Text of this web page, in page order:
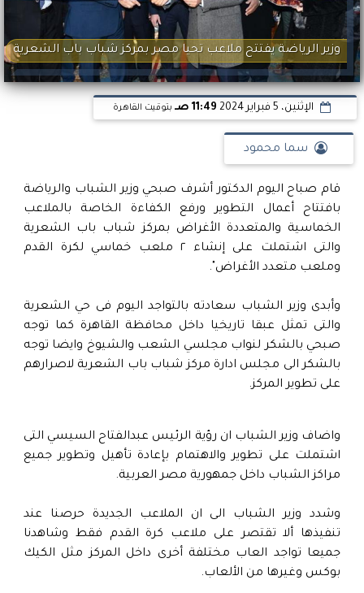
وزير الرياضة يفتتح ملاعب تحيا مصر بمركز شباب باب الشعرية
الإثنين، 5 فبراير 2024 11:49 صـ بتوقيت القاهرة
سما محمود
قام صباح اليوم الدكتور أشرف صبحي وزير الشباب والرياضة
بافتتاح أعمال التطوير ورفع الكفاءة الخاصة بالملاعب
الخماسية والمتعددة الأغراض بمركز شباب باب الشعرية
والتى اشتملت على إنشاء ٢ ملعب خماسي لكرة القدم
وملعب متعدد الأغراض".
وأبدى وزير الشباب سعادته بالتواجد اليوم فى حي الشعرية
والتى تمثل عبقا تاريخيا داخل محافظة القاهرة كما توجه
صبحي بالشكر لنواب مجلسي الشعب والشيوخ وايضا توجه
بالشكر الى مجلس ادارة مركز شباب باب الشعرية لاصرارهم
على تطوير المركز.
واضاف وزير الشباب ان رؤية الرئيس عبدالفتاح السيسي التى
اشتملت على تطوير والاهتمام بإعادة تأهيل وتطوير جميع
مراكز الشباب داخل جمهورية مصر العربية.
وشدد وزير الشباب الى ان الملاعب الجديدة حرصنا عند
تنفيذها ألا تقتصر على ملاعب كرة القدم فقط وشاهدنا
جميعا تواجد العاب مختلفة أخرى داخل المركز مثل الكيك
بوكس وغيرها من الألعاب.